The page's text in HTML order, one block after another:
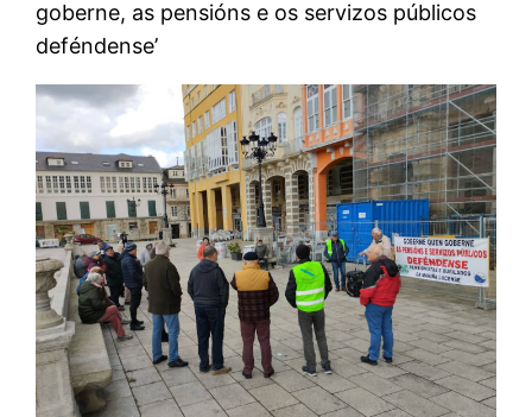
goberne, as pensións e os servizos públicos
deféndense’